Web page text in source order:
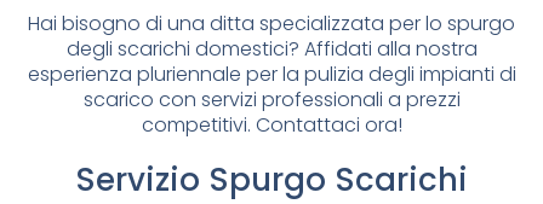
Hai bisogno di una ditta specializzata per lo spurgo
degli scarichi domestici? Affidati alla nostra
esperienza pluriennale per la pulizia degli impianti di
scarico con servizi professionali a prezzi
competitivi. Contattaci ora!
Servizio Spurgo Scarichi